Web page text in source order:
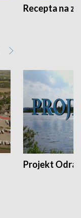
Recepta na
Projekt Odra